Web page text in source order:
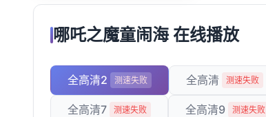
哪吒之魔童闹海 在线播放
全高清2 测速失败 全高清 测速失败
全高清7 测速失败 全高清9 测速失败